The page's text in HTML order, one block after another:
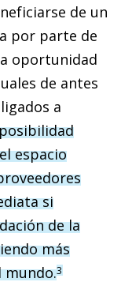
de un
por parte de
oportunidad
de antes
a
espacio
si
de la
más
mundo.3